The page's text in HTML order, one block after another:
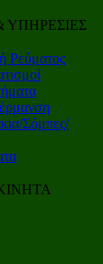
ΥΠΗΡΕΣΙΕΣ
Ρεύματος
Σόμπες/